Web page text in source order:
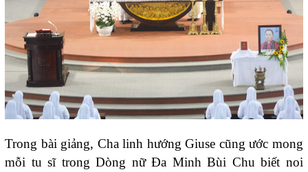
Trong bài giảng, Cha linh hướng Giuse cũng ước mong
mỗi tu sĩ trong Dòng nữ Đa Minh Bùi Chu biết noi